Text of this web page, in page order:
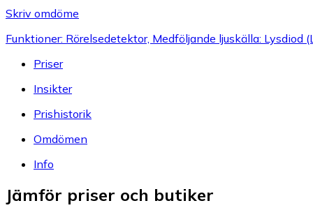
Skriv omdöme
Funktioner: Rörelsedetektor, Medföljande ljuskälla:
Priser
Insikter
Prishistorik
Omdömen
Info
Jämför priser och butiker